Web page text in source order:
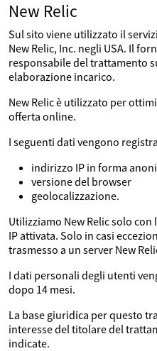
New Relic
Sul sito viene utilizzato il
New Relic, Inc. negli USA. Il
responsabile del trattamento
elaborazione incarico.
New Relic è utilizzato per
offerta online.
I seguenti dati vengono
indirizzo IP in forma
versione del browser
geolocalizzazione.
Utilizziamo New Relic solo
IP attivata. Solo in casi
trasmesso a un server New
I dati personali degli utenti
dopo 14 mesi.
La base giuridica per questo
interesse del titolare del
indicate.